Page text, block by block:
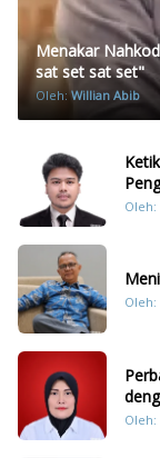
Menakar
sat set sat set"
Oleh:Willian Abib
Oleh:
Oleh:
Oleh: